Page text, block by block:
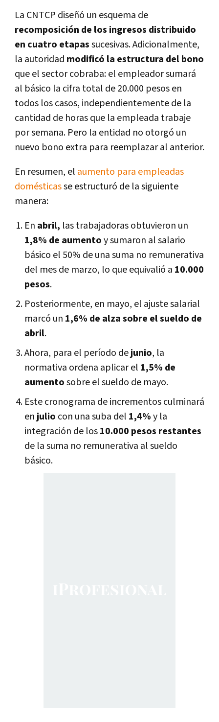
La CNTCP diseñó un esquema de
recomposición de los ingresos distribuido
en cuatro etapassucesivas. Adicionalmente,
la autoridad modificó la estructura del bono
que el sector cobraba: el empleador sumará
al básico la cifra total de 20.000 pesos en
todos los casos, independientemente de la
cantidad de horas que la empleada trabaje
por semana. Pero la entidad no otorgó un
nuevo bono extra para reemplazar al anterior.
En resumen, el aumento para empleadas
domésticasse estructuró de la siguiente
manera:
En abril, las trabajadoras obtuvieron un
1,8% de aumentoy sumaron al salario
básico el 50% de una suma no remunerativa
del mes de marzo, lo que equivalió a 10.000
pesos.
Posteriormente, en mayo, el ajuste salarial
marcó un 1,6% de alza sobre el sueldo de
abril.
Ahora, para el período dejunio, la
normativa ordena aplicar el 1,5% de
aumentosobre el sueldo de mayo.
Este cronograma de incrementos culminará
en julio con una suba del 1,4%y la
integración de los10.000 pesos restantes
de la suma no remunerativa al sueldo
básico.